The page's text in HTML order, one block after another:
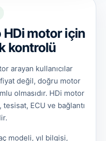
motor için
kontrolü
arayan kullanıcılar
değil, doğru motor
olmasıdır. HDi motor
ECU ve bağlantı
modeli, yıl bilgisi,